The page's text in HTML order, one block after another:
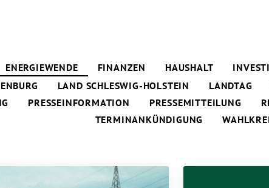
ENERGIEWENDE FINANZEN HAUSHALT
LAND SCHLESWIG-HOLSTEIN LANDTAG
PRESSEINFORMATION PRESSEMITTEILUNG
TERMINANKÜNDIGUNG